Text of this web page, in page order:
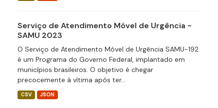
Serviço de Atendimento Móvel de Urgência -
SAMU 2023
O Serviço de Atendimento Móvel de Urgência SAMU-192
é um Programa do Governo Federal, implantado em
municípios brasileiros. O objetivo é chegar
precocemente à vítima após ter...
CSV JSON